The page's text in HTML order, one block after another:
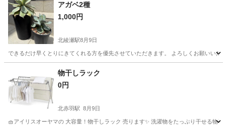
アガベ2種
1,000円
北綾瀬駅8月9日
できるだけ早くとりにきてくれる方を優先させていただきます。 よろしくお願いいた
北綾瀬駅
物干しラック
0円
北赤羽駅 8月9日
🧺アイリスオーヤマの 大容量！物干しラック 売ります✨ 洗濯物をたっぷり干せる物